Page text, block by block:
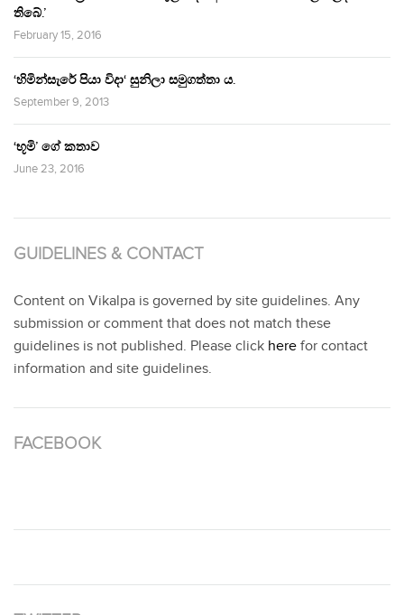
තිබේ.’
February 15, 2016
‘හිමින්සැරේ පියා විදා‘ සුනිලා සමුගත්තා ය.
September 9, 2013
‘භූමි’ ගේ කතාව
June 23, 2016
GUIDELINES & CONTACT
Content on Vikalpa is governed by site guidelines. Any
submission or comment that does not match these
guidelines is not published. Please click here for contact
information and site guidelines.
FACEBOOK